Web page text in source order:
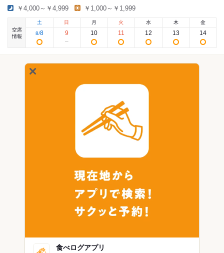
￥4,000～￥4,999 ￥1,000～￥1,999
空席
情報
土
8/8
日
9
月
10
火
11
水
12
木
13
金
14
食べログアプリ